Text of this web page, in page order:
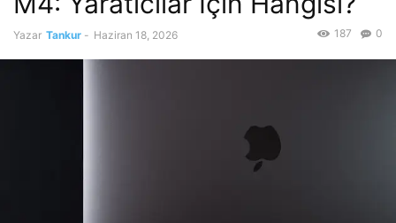
Yazar Tankur - Haziran 18, 2026 0
187